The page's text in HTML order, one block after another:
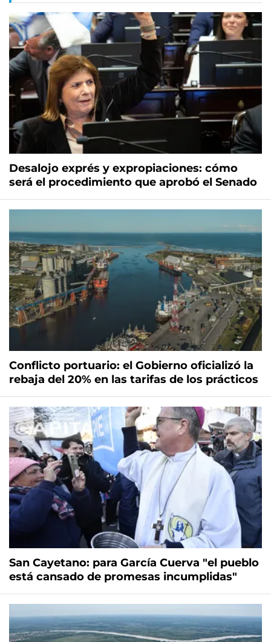
Desalojo exprés y expropiaciones: cómo
será el procedimiento que aprobó el Senado
Conflicto portuario: el Gobierno oficializó la
rebaja del 20% en las tarifas de los prácticos
San Cayetano: para García Cuerva "el pueblo
está cansado de promesas incumplidas"